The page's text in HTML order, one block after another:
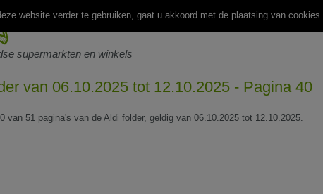
supermarkten en winkels
van 06.10.2025 tot 12.10.2025 - Pagina 40
van 51 pagina's van de Aldi folder, geldig van 06.10.2025 tot 12.10.2025.
website verder te gebruiken, gaat u akkoord met de plaatsing van cookies.